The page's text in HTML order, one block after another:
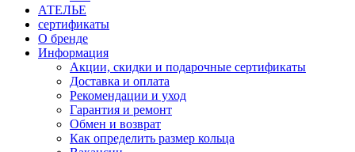
АТЕЛЬЕ
сертификаты
О бренде
Информация
Акции, скидки и подарочные сертификаты
Доставка и оплата
Рекомендации и уход
Гарантия и ремонт
Обмен и возврат
Как определить размер кольца